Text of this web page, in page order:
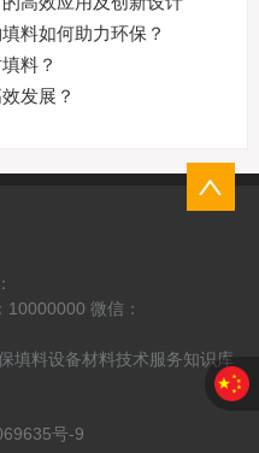
料如何助力环保？
料？
发展？
微信：
填料设备材料技术服务知识库
号-9